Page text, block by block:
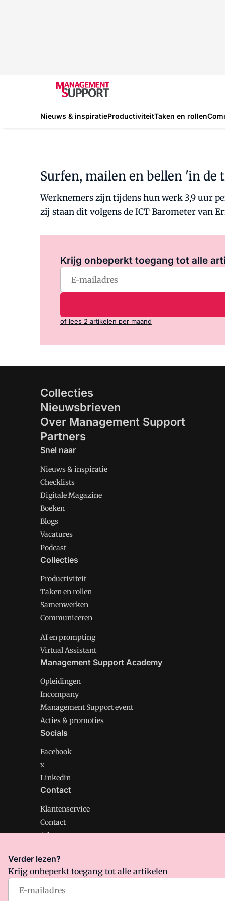
Nieuws & inspiratieProductiviteitTaken en rollen
Surfen, mailen en bellen 'in de
Werknemers zijn tijdens hun werk 3,9 uur
zij staan dit volgens de ICT Barometer van
Krijg onbeperkt toegang tot alle
of lees 2 artikelen per maand
Collecties
Nieuwsbrieven
Over Management Support
Partners
Snel naar
Nieuws & inspiratie
Checklists
Digitale Magazine
Boeken
Blogs
Vacatures
Podcast
Collecties
Productiviteit
Taken en rollen
Samenwerken
Communiceren
AI en prompting
Virtual Assistant
Management Support Academy
Opleidingen
Incompany
Management Support event
Acties & promoties
Socials
Facebook
x
Linkedin
Contact
Klantenservice
Contact
Adverteren
Management Support is onderdeel van VMN media.
Algemene Voorwaarden
Verder lezen?
Krijg onbeperkt toegang tot alle artikelen